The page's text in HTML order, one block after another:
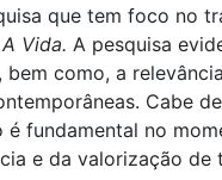
que tem foco no
Vida. A pesquisa
bem como, a
Cabe
fundamental no
e da valorização de